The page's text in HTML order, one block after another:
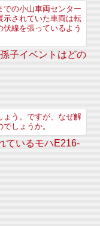
での小山車両センター
示されていた車両は転
線を張っているよう
子イベントはどの
ょう。ですが、なぜ解
しょうか。
ているモハE216-